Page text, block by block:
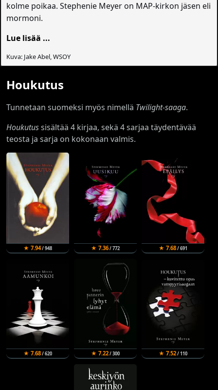
kolme poikaa. Stephenie Meyer on MAP-kirkon jäsen eli
mormoni.
Lue lisää ...
Kuva: Jake Abel, WSOY
Houkutus
Tunnetaan suomeksi myös nimellä Twilight-saaga.
Houkutussisältää 4 kirjaa, sekä 4 sarjaa täydentävää
teosta ja sarja on kokonaan valmis.
★ 7.94/ 948 ★ 7.36/ 772 ★ 7.68/ 691
★ 7.68/ 620 ★ 7.22/ 300 ★ 7.52/ 110